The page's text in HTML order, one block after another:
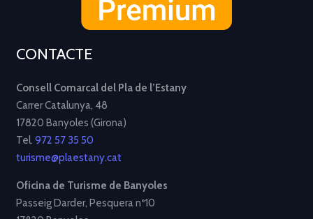
CONTACTE
Consell Comarcal del Pla de l’Estany
Carrer Catalunya, 48
17820 Banyoles (Girona)
Tel. 972 57 35 50
turisme@plaestany.cat
Oficina de Turisme de Banyoles
Passeig Darder, Pesquera nº10